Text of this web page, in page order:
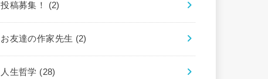
投稿募集！ (2)
お友達の作家先生 (2)
人生哲学 (28)